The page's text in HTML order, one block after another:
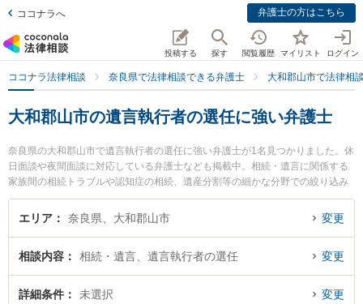
ココナラへ 弁護士の方はこちら
投稿する 探す 閲覧履歴 マイリスト ログイン
ココナラ法律相談 奈良県で法律相談できる弁護士 大和郡山市で法律相
大和郡山市の遺言執行者の選任に強い弁護士
奈良県の大和郡山市で遺言執行者の選任に強い弁護士が1名見つかりました。休
日面談や夜間面談に対応している弁護士なども掲載中。相続・遺言に関係する
家族間の相続トラブルや認知症の相続、遺産分割等の細かな分野での絞り込み
検索もでき便利です。特にまほら法律事務所の大島 義徳弁護士のプロフィール
情報や弁護士費用、強みなどが注目されています。『大和郡山市で土日や夜間
回相談無料で遺言執行者の選任を法律相談できる大和郡山市内の弁護士に相談
予約したい』などでお困りの相談者さんにおすすめです。
エリア 奈良県、大和郡山市 変更
相談内容 相続・遺言、遺言執行者の選任 変更
詳細条件 未選択 変更